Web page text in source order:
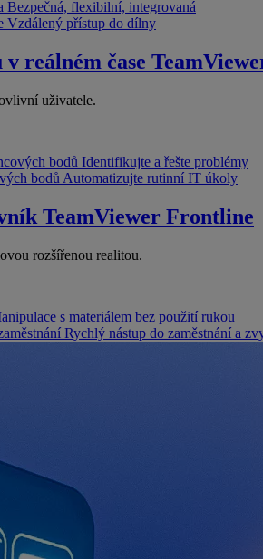
Bezpečná, flexibilní, integrovaná
Vzdálený přístup do dílny
reálném čase
uživatele.
bodů Identifikujte a řešte problémy
bodů Automatizujte rutinní IT úkoly
TeamViewer Frontline
rozšířenou realitou.
s materiálem bez použití rukou
Rychlý nástup do zaměstnání a